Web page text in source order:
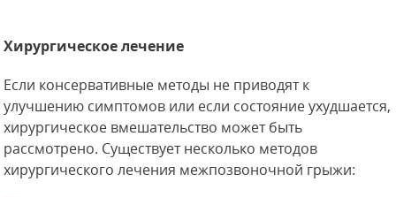
Хирургическое лечение
Если консервативные методы не приводят к
улучшению симптомов или если состояние ухудшается,
хирургическое вмешательство может быть
рассмотрено. Существует несколько методов
хирургического лечения межпозвоночной грыжи: